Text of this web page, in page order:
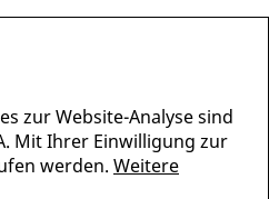
zur Website-Analyse sind
Mit Ihrer Einwilligung zur
werden. Weitere